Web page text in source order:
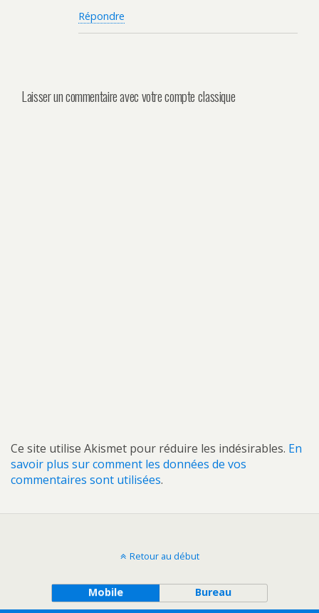
Répondre
Laisser un commentaire avec votre compte classique
Ce site utilise Akismet pour réduire les indésirables. En
savoir plus sur comment les données de vos
commentaires sont utilisées.
Retour au début
Mobile Bureau